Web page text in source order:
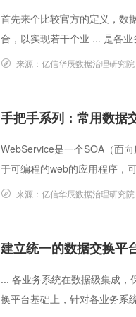
首先来个比较官方的定义，数
合，以实现若干个业 ... 是各
来源： 亿信华辰数据治理研究院
手把手系列：常用数据
WebService是一个SOA（面
于可编程的web的应用程序，
来源： 亿信华辰数据治理研究院
建立统一的数据交换平
... 各业务系统在数据级集成，
换平台基础上，针对各业务系